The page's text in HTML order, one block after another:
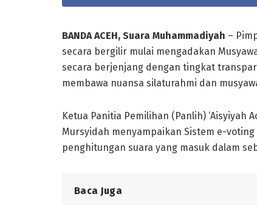
BANDA ACEH, Suara Muhammadiyah –
secara bergilir mulai mengadakan
secara berjenjang dengan tingkat
membawa nuansa silaturahmi dan
Ketua Panitia Pemilihan (Panlih) ‘Aisyiyah
Mursyidah menyampaikan Sistem e-
penghitungan suara yang masuk dalam
Baca Juga